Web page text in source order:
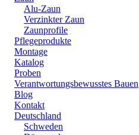
Alu-Zaun
Verzinkter Zaun
Zaunprofile
Pflegeprodukte
Montage
Katalog
Proben
Verantwortungsbewusstes Bauen
Blog
Kontakt
Deutschland
Schweden